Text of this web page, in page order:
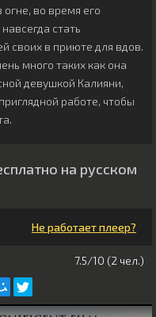
во время его
стать
своих в приюте для вдов.
много таких как она
девушкой Калияни,
работе, чтобы
на русском
Не работает плеер?
7.5/10 (2 чeл.)